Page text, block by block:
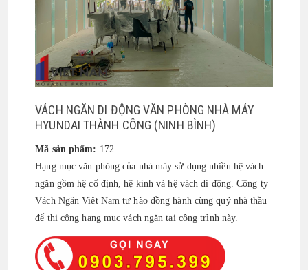
VÁCH NGĂN DI ĐỘNG VĂN PHÒNG NHÀ MÁY
HYUNDAI THÀNH CÔNG (NINH BÌNH)
Mã sản phẩm: 172
Hạng mục văn phòng của nhà máy sử dụng nhiều hệ vách
ngăn gồm hệ cố định, hệ kính và hệ vách di động. Công ty
Vách Ngăn Việt Nam tự hào đồng hành cùng quý nhà thầu
để thi công hạng mục vách ngăn tại công trình này.